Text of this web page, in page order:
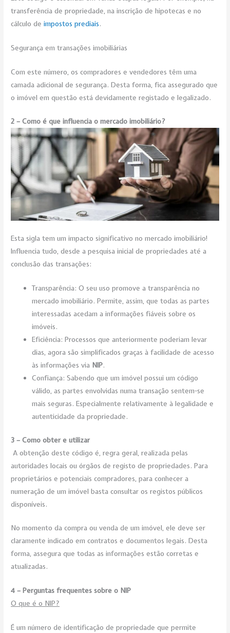
transferência de propriedade, na inscrição de hipotecas e no
cálculo deimpostos prediais.
Segurança em transações imobiliárias
Com este número, os compradores e vendedores têm uma
camada adicional de segurança. Desta forma, fica assegurado que
o imóvel em questão está devidamente registado e legalizado.
2 – Como é que influencia o mercado imobiliário?
Esta sigla tem um impacto significativo no mercado imobiliário!
Influencia tudo, desde a pesquisa inicial de propriedades até a
conclusão das transações:
Transparência: O seu uso promove a transparência no
mercado imobiliário. Permite, assim, que todas as partes
interessadas acedam a informações fiáveis sobre os
imóveis.
Eficiência: Processos que anteriormente poderiam levar
dias, agora são simplificados graças à facilidade de acesso
às informações via NIP.
Confiança: Sabendo que um imóvel possui um código
válido, as partes envolvidas numa transação sentem-se
mais seguras. Especialmente relativamente à legalidade e
autenticidade da propriedade.
3 – Como obter e utilizar
A obtenção deste código é, regra geral, realizada pelas
autoridades locais ou órgãos de registo de propriedades. Para
proprietários e potenciais compradores, para conhecer a
numeração de um imóvel basta consultar os registos públicos
disponíveis.
No momento da compra ou venda de um imóvel, ele deve ser
claramente indicado em contratos e documentos legais. Desta
forma, assegura que todas as informações estão corretas e
atualizadas.
4 – Perguntas frequentes sobre o NIP
O que é o NIP?
É um número de identificação de propriedade que permite